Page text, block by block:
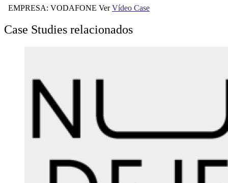
EMPRESA: VODAFONE VerVídeo Case
Case Studies relacionados